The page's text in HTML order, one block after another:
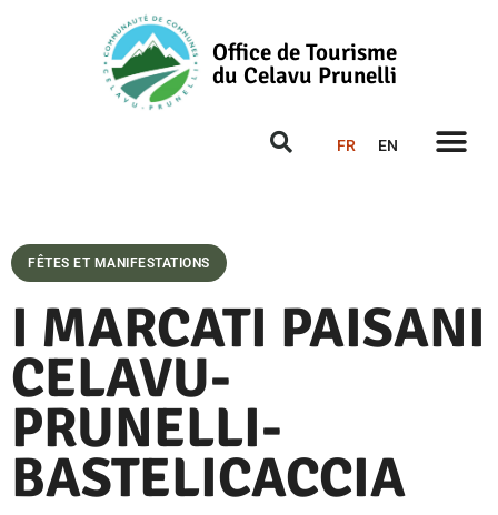
Office de Tourisme
du Celavu Prunelli
FR EN
FÊTES ET MANIFESTATIONS
I MARCATI PAISANI
CELAVU-
PRUNELLI-
BASTELICACCIA